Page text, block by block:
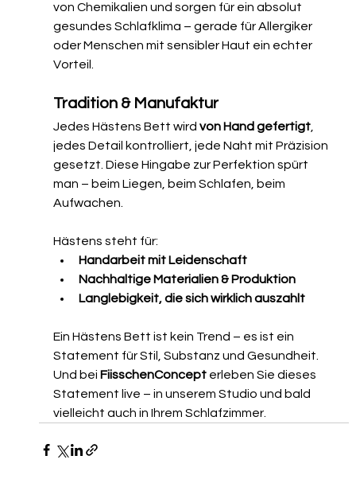
von Chemikalien und sorgen für ein absolut
gesundes Schlafklima – gerade für Allergiker
oder Menschen mit sensibler Haut ein echter
Vorteil.
Tradition & Manufaktur
Jedes Hästens Bett wird von Hand gefertigt,
jedes Detail kontrolliert, jede Naht mit Präzision
gesetzt. Diese Hingabe zur Perfektion spürt
man – beim Liegen, beim Schlafen, beim
Aufwachen.
Hästens steht für:
Handarbeit mit Leidenschaft
Nachhaltige Materialien & Produktion
Langlebigkeit, die sich wirklich auszahlt
Ein Hästens Bett ist kein Trend – es ist ein
Statement für Stil, Substanz und Gesundheit.
Und bei FiisschenConcept erleben Sie dieses
Statement live – in unserem Studio und bald
vielleicht auch in Ihrem Schlafzimmer.